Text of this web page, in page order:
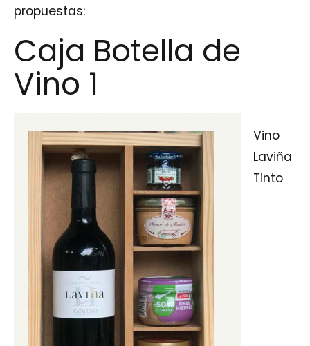
propuestas:
Caja Botella de
Vino 1
Vino
Laviña
Tinto